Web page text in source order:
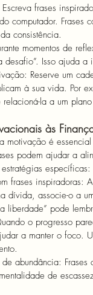
frases
computador. Frases
consistência.
momentos de
desafio”. Isso ajuda
Reserve um
à sua vida. Por
la a um
às
motivação é
podem ajudar a
específicas:
frases inspiradoras:
dívida, associe-o a
liberdade” pode
o progresso
a manter o foco.
abundância:
de